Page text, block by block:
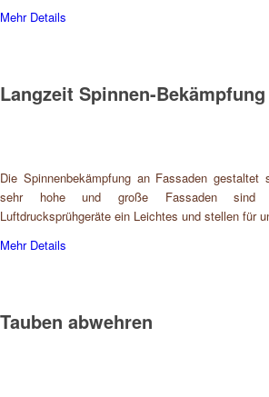
Mehr Details
Langzeit Spinnen-Bekämpfung
Die Spinnenbekämpfung an Fassaden
sehr hohe und große Fassaden sind
Luftdrucksprühgeräte ein Leichtes und stellen für
Mehr Details
Tauben abwehren